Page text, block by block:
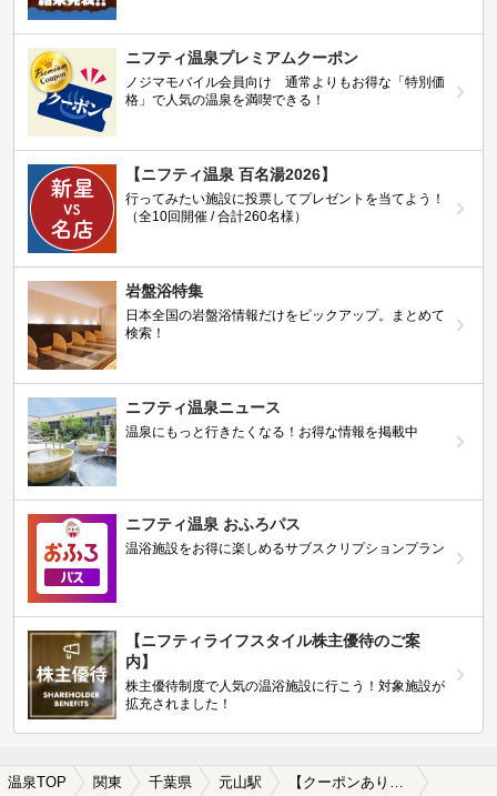
ニフティ温泉プレミアムクーポン
ノジマモバイル会員向け 通常よりもお得な「特別価
格」で人気の温泉を満喫できる！
【ニフティ温泉 百名湯2026】
行ってみたい施設に投票してプレゼントを当てよう！
（全10回開催 / 合計260名様）
岩盤浴特集
日本全国の岩盤浴情報だけをピックアップ。まとめて
検索！
ニフティ温泉ニュース
温泉にもっと行きたくなる！お得な情報を掲載中
ニフティ温泉 おふろパス
温浴施設をお得に楽しめるサブスクリプションプラン
【ニフティライフスタイル株主優待のご案
内】
株主優待制度で人気の温浴施設に行こう！対象施設が
拡充されました！
温泉TOP 関東 千葉県 元山駅 【クーポンあり】水風呂が楽しめる元山駅近くの温泉、日帰り温泉、スーパー銭湯おすすめ